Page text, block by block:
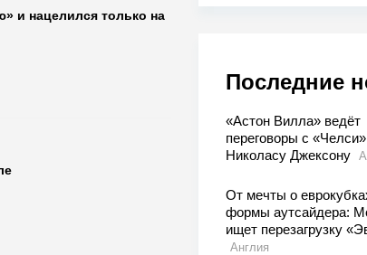
Последние
«Астон Вилла» ведёт
переговоры с
Николасу Джексону
От мечты о
формы аутсайдера:
ищет перезагрузку
Англия
и нацелился только на